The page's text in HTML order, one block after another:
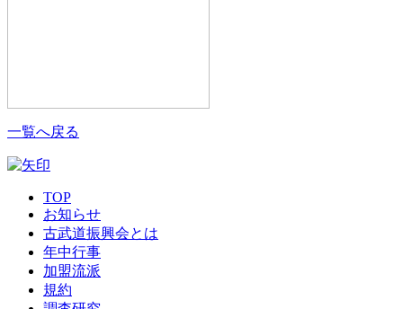
一覧へ戻る
TOP
お知らせ
古武道振興会とは
年中行事
加盟流派
規約